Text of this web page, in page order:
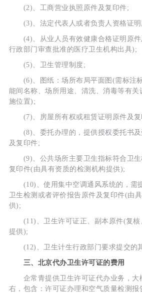
(2)、工商营业执照原件及复印件;
(3)、法定代表人或者负责人资格证明
(4)、从业人员有效健康合格证明原件
行政部门审查批准的医疗卫生机构出具);
(5)、卫生管理制度;
(6)、图纸：场所布局平面图(需标注
能间名称、场所用途、清洗、消毒等有关
施位置);
(7)、房屋所有权或租赁证明原件及复
(8)、委托办理的，提供授权委托书及
及复印件;
(9)、公共场所主要卫生指标符合卫生
复印件(由具有资质的检测机构提供);
(10)、使用集中空调通风系统的，需
卫生检测或者评价报告原件及复印件(由
供);
(11)、卫生许可证正、副本原件(复核
提供);
(12)、卫生计生行政部门要求提交的其
三、北京代办卫生许可证的费用
企常青提供卫生许可证代办业务，大
右，包含：许可证办理和空气质量检测报